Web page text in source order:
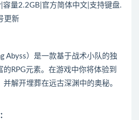
量2.2GB|官方简体中文|支持键盘.
更新
Abyss）是一款基于战术小队的独
RPG元素。在游戏中你将体验到
解开埋葬在远古深渊中的奥秘。